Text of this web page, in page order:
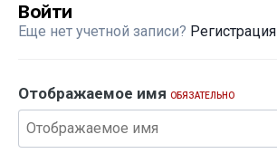
Войти
Еще нет учетной записи? Регистрация
Отображаемое имя ОБЯЗАТЕЛЬНО